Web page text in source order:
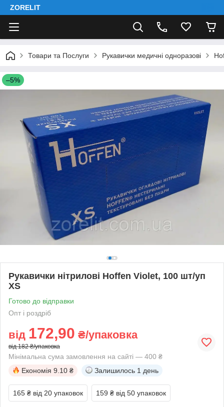
ZORELIT
Товари та Послуги Рукавички медичні одноразові
–5%
Рукавички нітрилові Hoffen Violet, 100 шт/уп
XS
Готово до відправки
Опт і роздріб
від 172,90 ₴/упаковка
від 182 ₴/упаковка
Мінімальна сума замовлення на сайті — 400 ₴
Економія 9.10 ₴ Залишилось 1 день
165 ₴ від 20 упаковок 159 ₴ від 50 упаковок